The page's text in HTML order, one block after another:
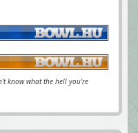
know what the hell you're